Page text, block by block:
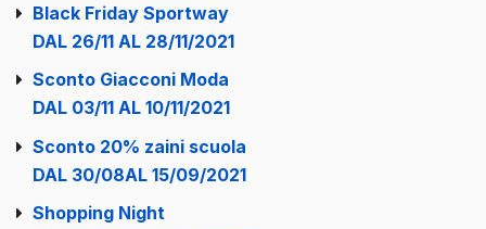
Black Friday Sportway
DAL 26/11 AL 28/11/2021
Sconto Giacconi Moda
DAL 03/11 AL 10/11/2021
Sconto 20% zaini scuola
DAL 30/08AL 15/09/2021
Shopping Night